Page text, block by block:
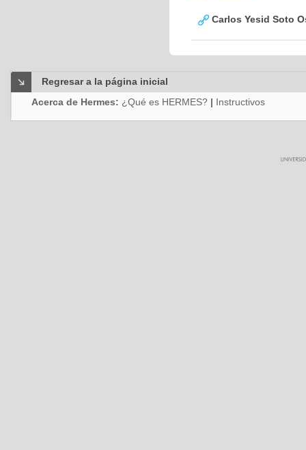
Carlos Yesid Soto
Regresar a la página inicial
Acerca de Hermes: ¿Qué es HERMES? | Instructivos